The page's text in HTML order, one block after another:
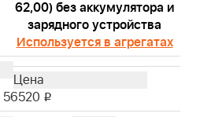
62,00) без аккумулятора и
зарядного устройства
Используется в агрегатах
56520 i